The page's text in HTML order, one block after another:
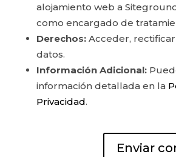
alojamiento web a
como encargado de
Derechos:Acceder,
datos.
Información Adicional:
información detallada en la
Privacidad.